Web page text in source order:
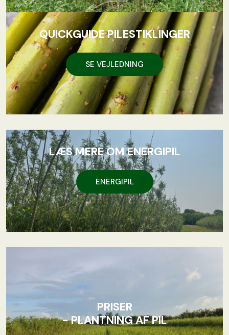
QUICKGUIDE PILESTIKLINGER
SE VEJLEDNING
LÆS MERE OM ENERGIPIL
ENERGIPIL
PRISER
- PLANTNING AF PIL